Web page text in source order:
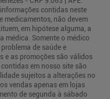
contidas neste
medicamentos, não devem
em hipótese alguma, a
médica. Somente o médico
de saúde e
e as promoções são válidos
em nosso site são
sujeitos a alterações no
vendas apenas em lojas
de segunda à sábado